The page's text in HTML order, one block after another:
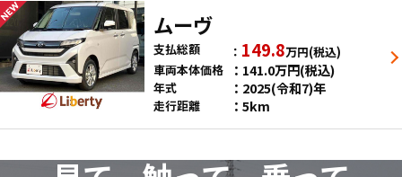
ムーヴ
支払総額 149.8万円(税込)
車両本体価格
141.0万円(税込)
年式 2025(令和7)年
走行距離 5km